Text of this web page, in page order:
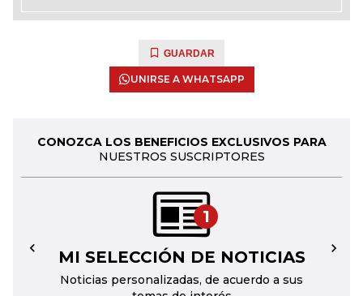
GUARDAR
UNIRSE A WHATSAPP
CONOZCA LOS BENEFICIOS EXCLUSIVOS PARA
NUESTROS SUSCRIPTORES
1
MI SELECCIÓN DE NOTICIAS
Noticias personalizadas, de acuerdo a sus
← →